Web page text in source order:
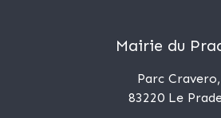
Mairie du
Parc Cravero,
83220 Le